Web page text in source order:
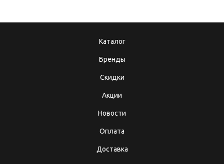
Каталог
Бренды
Скидки
Акции
Новости
Оплата
Доставка